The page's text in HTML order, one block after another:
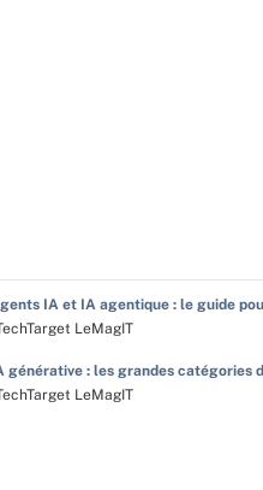
IA et IA agentique : le guide
LeMagIT
générative : les grandes catégories
LeMagIT